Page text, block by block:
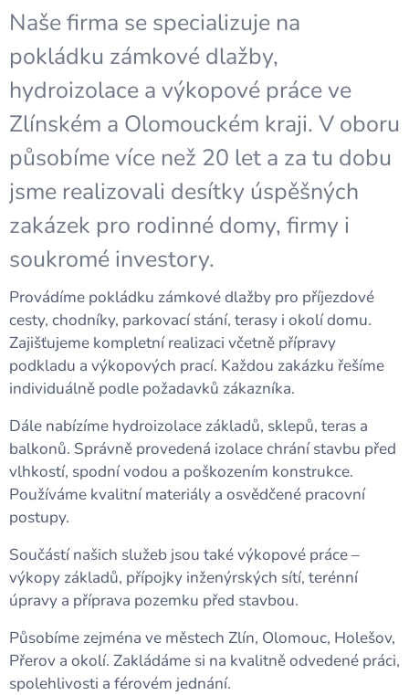
Naše firma se specializuje na
pokládku zámkové dlažby,
hydroizolace a výkopové práce ve
Zlínském a Olomouckém kraji. V oboru
působíme více než 20 let a za tu dobu
jsme realizovali desítky úspěšných
zakázek pro rodinné domy, firmy i
soukromé investory.
Provádíme pokládku zámkové dlažby pro příjezdové
cesty, chodníky, parkovací stání, terasy i okolí domu.
Zajišťujeme kompletní realizaci včetně přípravy
podkladu a výkopových prací. Každou zakázku řešíme
individuálně podle požadavků zákazníka.
Dále nabízíme hydroizolace základů, sklepů, teras a
balkonů. Správně provedená izolace chrání stavbu před
vlhkostí, spodní vodou a poškozením konstrukce.
Používáme kvalitní materiály a osvědčené pracovní
postupy.
Součástí našich služeb jsou také výkopové práce –
výkopy základů, přípojky inženýrských sítí, terénní
úpravy a příprava pozemku před stavbou.
Působíme zejména ve městech Zlín, Olomouc, Holešov,
Přerov a okolí. Zakládáme si na kvalitně odvedené práci,
spolehlivosti a férovém jednání.